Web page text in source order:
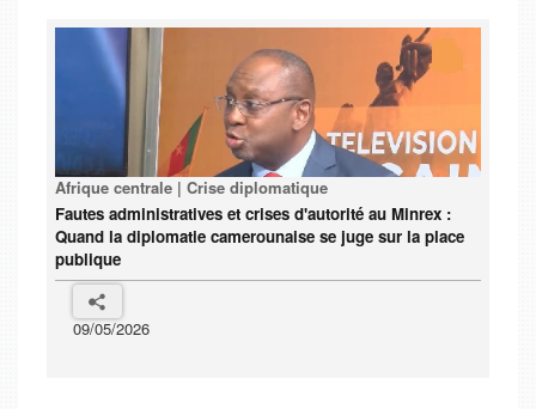
Afrique centrale | Crise diplomatique
Fautes administratives et crises d'autorité au Minrex :
Quand la diplomatie camerounaise se juge sur la place
publique
09/05/2026